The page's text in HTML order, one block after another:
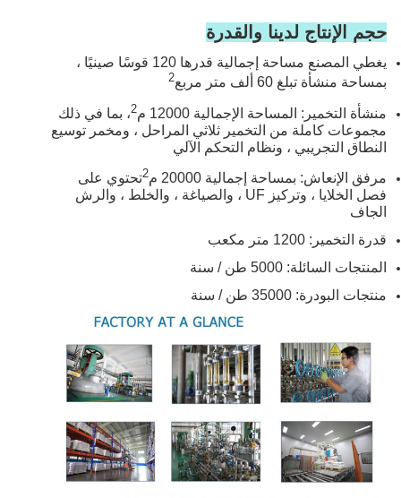
حجم الإنتاج لدينا والقدرة
يغطي المصنع مساحة إجمالية قدرها 120 قوسًا صينيًا ،
بمساحة منشأة تبلغ 60 ألف متر مربع
2
منشأة التخمير: المساحة الإجمالية 12000 م 2، بما في ذلك
مجموعات كاملة من التخمير ثلاثي المراحل ، ومخمر توسيع
النطاق التجريبي ، ونظام التحكم الآلي
مرفق الإنعاش: بمساحة إجمالية 20000 م 2تحتوي على
فصل الخلايا ، وتركيز UF ، والصياغة ، والخلط ، والرش
الجاف
قدرة التخمير: 1200 متر مكعب
المنتجات السائلة: 5000 طن / سنة
منتجات البودرة: 35000 طن / سنة